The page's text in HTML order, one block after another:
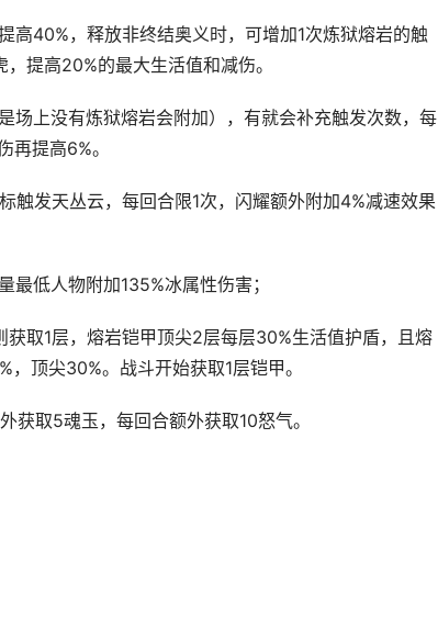
高40%，释放非终结奥义时，可增加1次炼狱熔岩的触
提高20%的最大生活值和减伤。
场上没有炼狱熔岩会附加），有就会补充触发次数，每
再提高6%。
触发天丛云，每回合限1次，闪耀额外附加4%减速效果
低人物附加135%冰属性伤害；
取1层，熔岩铠甲顶尖2层每层30%生活值护盾，且熔
顶尖30%。战斗开始获取1层铠甲。
获取5魂玉，每回合额外获取10怒气。